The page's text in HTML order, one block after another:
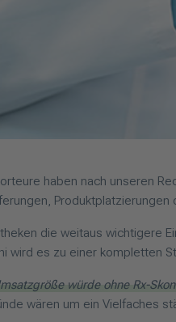
haben nach unseren
Produktplatzierungen
die weitaus wichtigere
wird es zu einer kompletten
würde ohne Rx-
wären um ein Vielfaches